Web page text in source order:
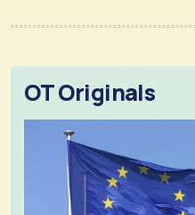
OT Originals